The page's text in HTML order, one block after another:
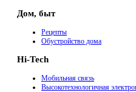
Дом, быт
Рецепты
Обустройство дома
Hi-Tech
Мобильная связь
Высокотехнологичная